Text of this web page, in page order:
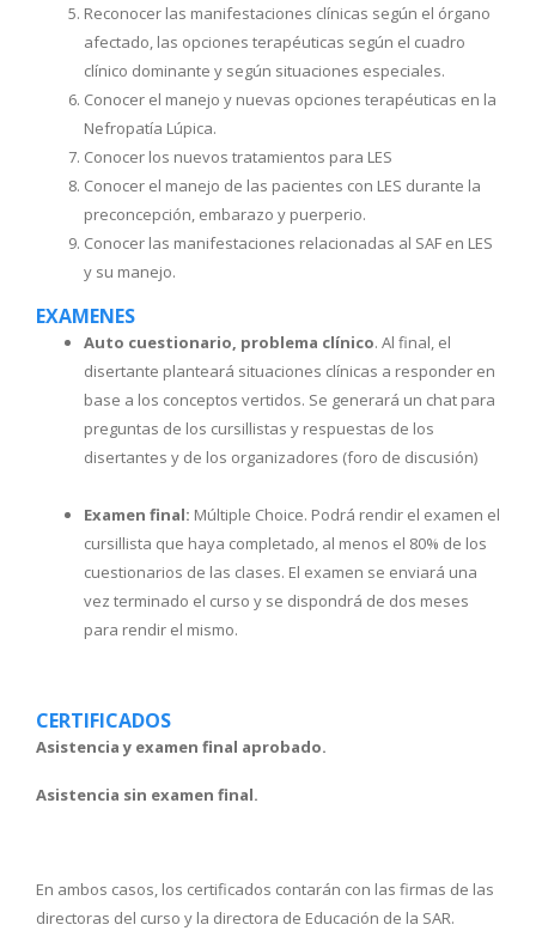
Reconocer las manifestaciones clínicas según el órgano
afectado, las opciones terapéuticas según el cuadro
clínico dominante y según situaciones especiales.
Conocer el manejo y nuevas opciones terapéuticas en la
Nefropatía Lúpica.
Conocer los nuevos tratamientos para LES
Conocer el manejo de las pacientes con LES durante la
preconcepción, embarazo y puerperio.
Conocer las manifestaciones relacionadas al SAF en LES
y su manejo.
EXAMENES
Auto cuestionario, problema clínico. Al final, el
disertante planteará situaciones clínicas a responder en
base a los conceptos vertidos. Se generará un chat para
preguntas de los cursillistas y respuestas de los
disertantes y de los organizadores (foro de discusión)
Examen final: Múltiple Choice. Podrá rendir el examen el
cursillista que haya completado, al menos el 80% de los
cuestionarios de las clases. El examen se enviará una
vez terminado el curso y se dispondrá de dos meses
para rendir el mismo.
CERTIFICADOS
Asistencia y examen final aprobado.
Asistencia sin examen final.
En ambos casos, los certificados contarán con las firmas de las
directoras del curso y la directora de Educación de la SAR.